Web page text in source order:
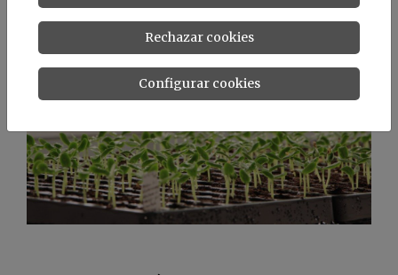
Rechazar cookies
Configurar cookies